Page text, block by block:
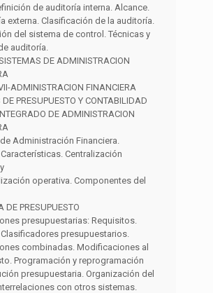
de auditoría interna. Alcance.
externa. Clasificación de la auditoría.
del sistema de control. Técnicas y
auditoría.
DE ADMINISTRACION
ADMINISTRACION FINANCIERA
PRESUPUESTO Y CONTABILIDAD
DE ADMINISTRACION
Administración Financiera.
Centralización
operativa. Componentes del
DE PRESUPUESTO
presupuestarias: Requisitos.
presupuestarios.
combinadas. Modificaciones al
Programación y reprogramación
presupuestaria. Organización del
con otros sistemas.